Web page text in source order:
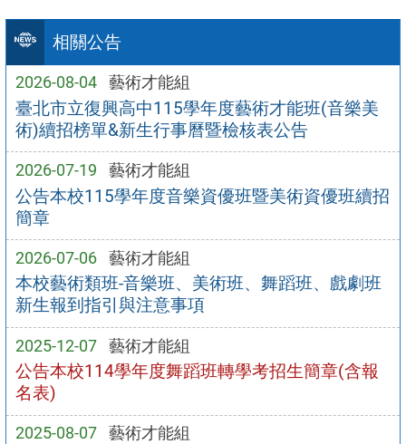
相關公告
2026-08-04 藝術才能組
臺北市立復興高中115學年度藝術才能班(音樂美
術)續招榜單&新生行事曆暨檢核表公告
2026-07-19 藝術才能組
公告本校115學年度音樂資優班暨美術資優班續招
簡章
2026-07-06 藝術才能組
本校藝術類班-音樂班、美術班、舞蹈班、戲劇班
新生報到指引與注意事項
2025-12-07 藝術才能組
公告本校114學年度舞蹈班轉學考招生簡章(含報
名表)
2025-08-07 藝術才能組